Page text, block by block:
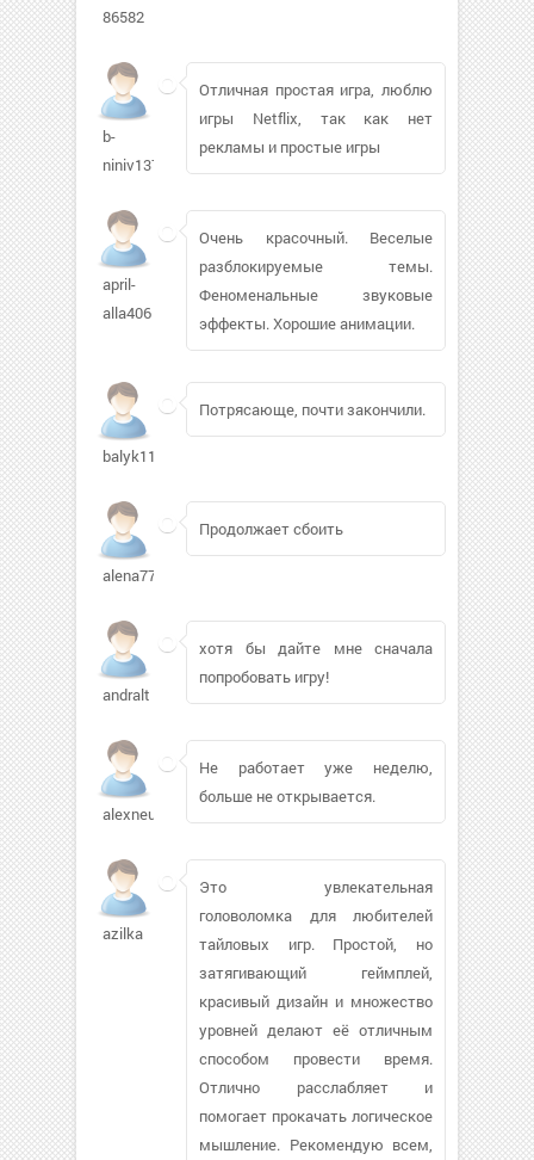
86582
b-
niniv137
Отличная простая игра, люблю
игры Netflix, так как нет
рекламы и простые игры
april-
alla406
Очень красочный. Веселые
разблокируемые темы.
Феноменальные звуковые
эффекты. Хорошие анимации.
balyk11688
Потрясающе, почти закончили.
alena77ria
Продолжает сбоить
andralt
хотя бы дайте мне сначала
попробовать игру!
alexneu279
Не работает уже неделю,
больше не открывается.
azilka
Это увлекательная
головоломка для любителей
тайловых игр. Простой, но
затягивающий геймплей,
красивый дизайн и множество
уровней делают её отличным
способом провести время.
Отлично расслабляет и
помогает прокачать логическое
мышление. Рекомендую всем,